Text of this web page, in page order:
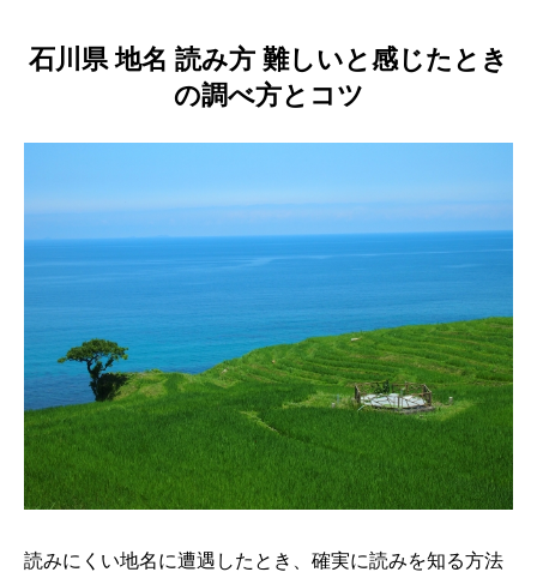
石川県 地名 読み方 難しいと感じたとき
の調べ方とコツ
読みにくい地名に遭遇したとき、確実に読みを知る方法